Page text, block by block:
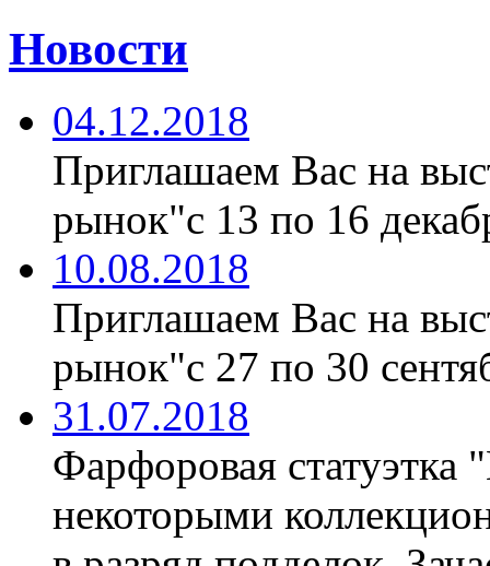
Новости
04.12.2018
Приглашаем Вас на
рынок"с 13 по 16
10.08.2018
Приглашаем Вас на
рынок"с 27 по 30
31.07.2018
Фарфоровая статуэтка
некоторыми